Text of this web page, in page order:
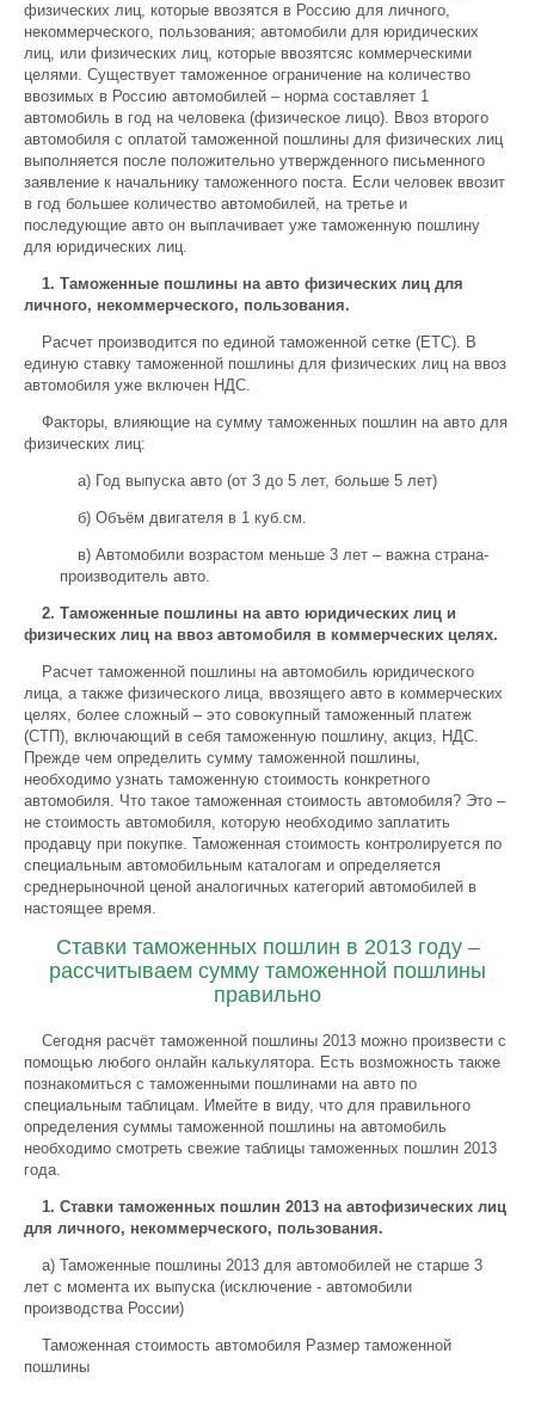
физических лиц, которые ввозятся в Россию для личного,
некоммерческого, пользования; автомобили для юридических
лиц, или физических лиц, которые ввозятсяс коммерческими
целями. Существует таможенное ограничение на количество
ввозимых в Россию автомобилей – норма составляет 1
автомобиль в год на человека (физическое лицо). Ввоз второго
автомобиля с оплатой таможенной пошлины для физических лиц
выполняется после положительно утвержденного письменного
заявление к начальнику таможенного поста. Если человек ввозит
в год большее количество автомобилей, на третье и
последующие авто он выплачивает уже таможенную пошлину
для юридических лиц.
1. Таможенные пошлины на авто физических лиц для
личного, некоммерческого, пользования.
Расчет производится по единой таможенной сетке (ЕТС). В
единую ставку таможенной пошлины для физических лиц на ввоз
автомобиля уже включен НДС.
Факторы, влияющие на сумму таможенных пошлин на авто для
физических лиц:
a) Год выпуска авто (от 3 до 5 лет, больше 5 лет)
б) Объём двигателя в 1 куб.см.
в) Автомобили возрастом меньше 3 лет – важна страна-
производитель авто.
2. Таможенные пошлины на авто юридических лиц и
физических лиц на ввоз автомобиля в коммерческих целях.
Расчет таможенной пошлины на автомобиль юридического
лица, а также физического лица, ввозящего авто в коммерческих
целях, более сложный – это совокупный таможенный платеж
(СТП), включающий в себя таможенную пошлину, акциз, НДС.
Прежде чем определить сумму таможенной пошлины,
необходимо узнать таможенную стоимость конкретного
автомобиля. Что такое таможенная стоимость автомобиля? Это –
не стоимость автомобиля, которую необходимо заплатить
продавцу при покупке. Таможенная стоимость контролируется по
специальным автомобильным каталогам и определяется
среднерыночной ценой аналогичных категорий автомобилей в
настоящее время.
Ставки таможенных пошлин в 2013 году –
рассчитываем сумму таможенной пошлины
правильно
Сегодня расчёт таможенной пошлины 2013 можно произвести с
помощью любого онлайн калькулятора. Есть возможность также
познакомиться с таможенными пошлинами на авто по
специальным таблицам. Имейте в виду, что для правильного
определения суммы таможенной пошлины на автомобиль
необходимо смотреть свежие таблицы таможенных пошлин 2013
года.
1. Ставки таможенных пошлин 2013 на автофизических лиц
для личного, некоммерческого, пользования.
a) Таможенные пошлины 2013 для автомобилей не старше 3
лет с момента их выпуска (исключение - автомобили
производства России)
Таможенная стоимость автомобиля Размер таможенной
пошлины